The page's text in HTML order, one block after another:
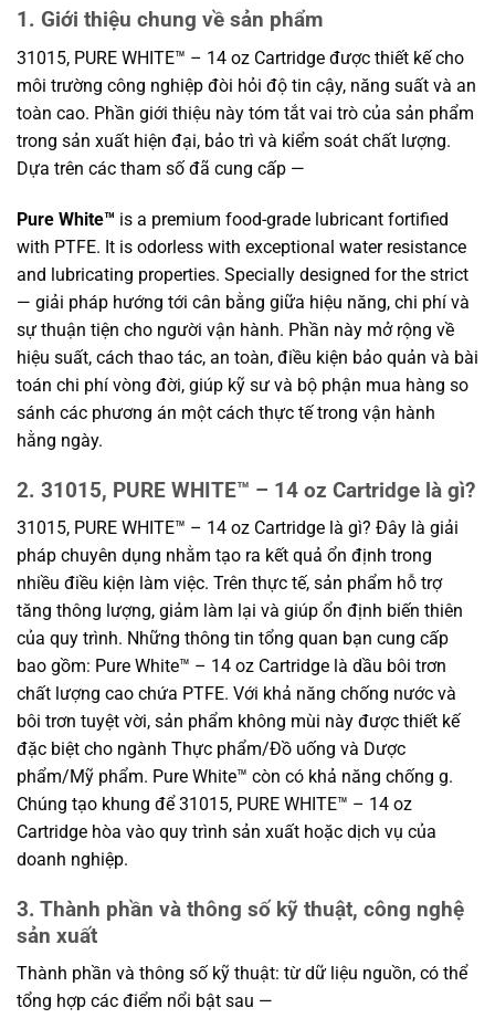
1. Giới thiệu chung về sản phẩm
31015, PURE WHITE™ – 14 oz Cartridge được thiết kế cho
môi trường công nghiệp đòi hỏi độ tin cậy, năng suất và an
toàn cao. Phần giới thiệu này tóm tắt vai trò của sản phẩm
trong sản xuất hiện đại, bảo trì và kiểm soát chất lượng.
Dựa trên các tham số đã cung cấp —
Pure White™ is a premium food-grade lubricant fortified
with PTFE. It is odorless with exceptional water resistance
and lubricating properties. Specially designed for the strict
— giải pháp hướng tới cân bằng giữa hiệu năng, chi phí và
sự thuận tiện cho người vận hành. Phần này mở rộng về
hiệu suất, cách thao tác, an toàn, điều kiện bảo quản và bài
toán chi phí vòng đời, giúp kỹ sư và bộ phận mua hàng so
sánh các phương án một cách thực tế trong vận hành
hằng ngày.
2. 31015, PURE WHITE™ – 14 oz Cartridge là gì?
31015, PURE WHITE™ – 14 oz Cartridge là gì? Đây là giải
pháp chuyên dụng nhằm tạo ra kết quả ổn định trong
nhiều điều kiện làm việc. Trên thực tế, sản phẩm hỗ trợ
tăng thông lượng, giảm làm lại và giúp ổn định biến thiên
của quy trình. Những thông tin tổng quan bạn cung cấp
bao gồm: Pure White™ – 14 oz Cartridge là dầu bôi trơn
chất lượng cao chứa PTFE. Với khả năng chống nước và
bôi trơn tuyệt vời, sản phẩm không mùi này được thiết kế
đặc biệt cho ngành Thực phẩm/Đồ uống và Dược
phẩm/Mỹ phẩm. Pure White™ còn có khả năng chống g.
Chúng tạo khung để 31015, PURE WHITE™ – 14 oz
Cartridge hòa vào quy trình sản xuất hoặc dịch vụ của
doanh nghiệp.
3. Thành phần và thông số kỹ thuật, công nghệ
sản xuất
Thành phần và thông số kỹ thuật: từ dữ liệu nguồn, có thể
tổng hợp các điểm nổi bật sau —